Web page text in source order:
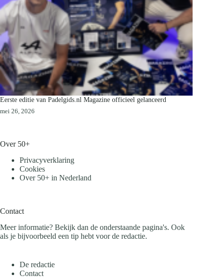
Eerste editie van Padelgids.nl Magazine officieel gelanceerd
mei 26, 2026
Over 50+
Privacyverklaring
Cookies
Over 50+ in Nederland
Contact
Meer informatie? Bekijk dan de onderstaande pagina's. Ook
als je bijvoorbeeld een tip hebt voor de redactie.
De redactie
Contact